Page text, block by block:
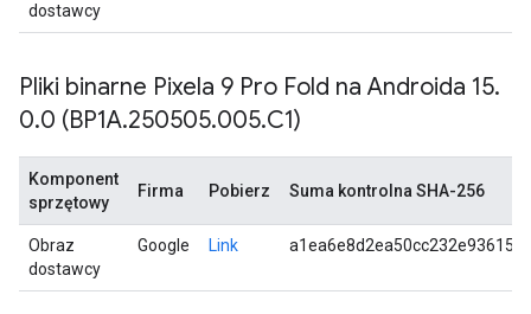
dostawcy
Pliki binarne Pixela 9 Pro Fold na Androida 15.
0.0 (BP1A.250505.005.C1)
Komponent
sprzętowy
Firma Pobierz Suma kontrolna SHA-256
Obraz
dostawcy
Google Link